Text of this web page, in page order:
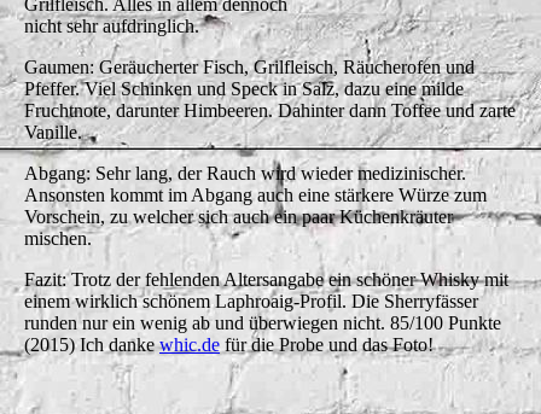
nicht sehr aufdringlich.
Gaumen: Geräucherter Fisch, Grilfleisch, Räucherofen und
Pfeffer. Viel Schinken und Speck in Salz, dazu eine milde
Fruchtnote, darunter Himbeeren. Dahinter dann Toffee und zarte
Vanille.
Abgang: Sehr lang, der Rauch wird wieder medizinischer.
Ansonsten kommt im Abgang auch eine stärkere Würze zum
Vorschein, zu welcher sich auch ein paar Küchenkräuter
mischen.
Fazit: Trotz der fehlenden Altersangabe ein schöner Whisky mit
einem wirklich schönem Laphroaig-Profil. Die Sherryfässer
runden nur ein wenig ab und überwiegen nicht. 85/100 Punkte
(2015) Ich dankewhic.de für die Probe und das Foto!